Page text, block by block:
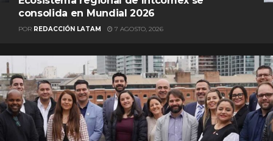
consolida en Mundial 2026
POR REDACCIÓN LATAM 7 AGOSTO, 2026